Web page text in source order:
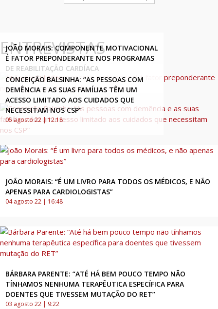
ENTREVISTAS
JOÃO MORAIS: COMPONENTE MOTIVACIONAL
É FATOR PREPONDERANTE NOS PROGRAMAS
DE REABILITAÇÃO CARDÍACA
24 agosto 22 | 10:55
CONCEIÇÃO BALSINHA: “AS PESSOAS COM
DEMÊNCIA E AS SUAS FAMÍLIAS TÊM UM
ACESSO LIMITADO AOS CUIDADOS QUE
NECESSITAM NOS CSP”
05 agosto 22 | 12:18
JOÃO MORAIS: “É UM LIVRO PARA TODOS OS MÉDICOS, E NÃO
APENAS PARA CARDIOLOGISTAS”
04 agosto 22 | 16:48
BÁRBARA PARENTE: “ATÉ HÁ BEM POUCO TEMPO NÃO
TÍNHAMOS NENHUMA TERAPÊUTICA ESPECÍFICA PARA
DOENTES QUE TIVESSEM MUTAÇÃO DO RET”
03 agosto 22 | 9:22